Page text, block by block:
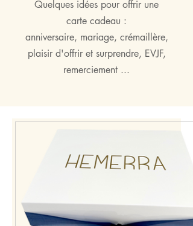
Quelques idées pour offrir une
carte cadeau :
anniversaire, mariage, crémaillère,
plaisir d'offrir et surprendre, EVJF,
remerciement ...